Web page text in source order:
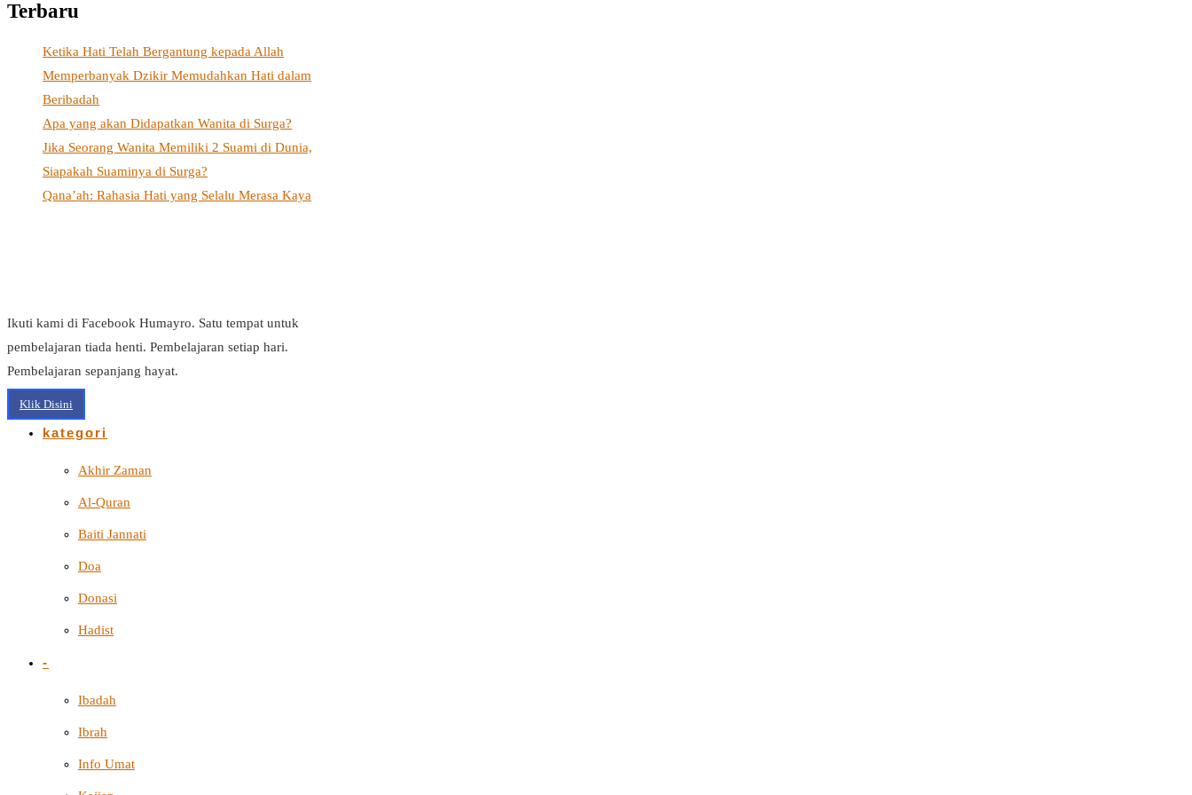
Terbaru
Ketika Hati Telah Bergantung kepada Allah
Memperbanyak Dzikir Memudahkan Hati dalam
Beribadah
Apa yang akan Didapatkan Wanita di Surga?
Jika Seorang Wanita Memiliki 2 Suami di Dunia,
Siapakah Suaminya di Surga?
Qana’ah: Rahasia Hati yang Selalu Merasa Kaya
Ikuti kami di Facebook Humayro. Satu tempat untuk
pembelajaran tiada henti. Pembelajaran setiap hari.
Pembelajaran sepanjang hayat.
Klik Disini
kategori
Akhir Zaman
Al-Quran
Baiti Jannati
Doa
Donasi
Hadist
-
Ibadah
Ibrah
Info Umat